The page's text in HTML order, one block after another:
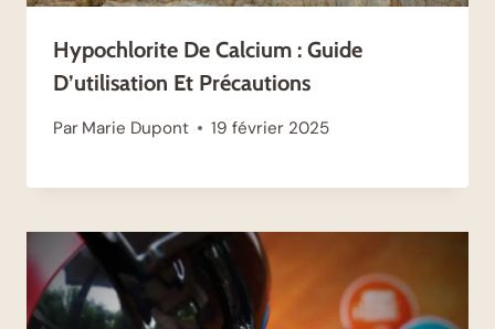
Hypochlorite De Calcium : Guide
D’utilisation Et Précautions
Par Marie Dupont 19 février 2025